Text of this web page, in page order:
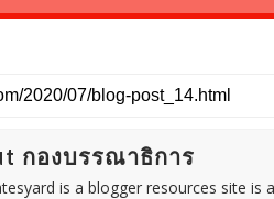
กองบรรณาธิการ
is a blogger resources site